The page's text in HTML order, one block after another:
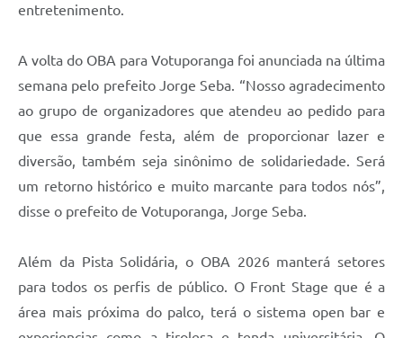
entretenimento.
A volta do OBA para Votuporanga foi anunciada na última
semana pelo prefeito Jorge Seba. “Nosso agradecimento
ao grupo de organizadores que atendeu ao pedido para
que essa grande festa, além de proporcionar lazer e
diversão, também seja sinônimo de solidariedade. Será
um retorno histórico e muito marcante para todos nós”,
disse o prefeito de Votuporanga, Jorge Seba.
Além da Pista Solidária, o OBA 2026 manterá setores
para todos os perfis de público. O Front Stage que é a
área mais próxima do palco, terá o sistema open bar e